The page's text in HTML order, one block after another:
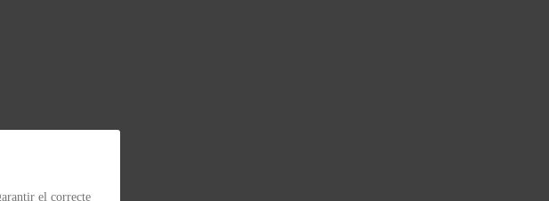
el correcte